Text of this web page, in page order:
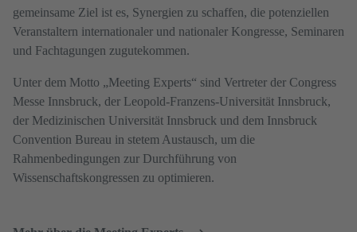
gemeinsame Ziel ist es, Synergien zu schaffen, die potenziellen
Veranstaltern internationaler und nationaler Kongresse, Seminaren
und Fachtagungen zugutekommen.
Unter dem Motto „Meeting Experts“ sind Vertreter der Congress
Messe Innsbruck, der Leopold-Franzens-Universität Innsbruck,
der Medizinischen Universität Innsbruck und dem Innsbruck
Convention Bureau in stetem Austausch, um die
Rahmenbedingungen zur Durchführung von
Wissenschaftskongressen zu optimieren.